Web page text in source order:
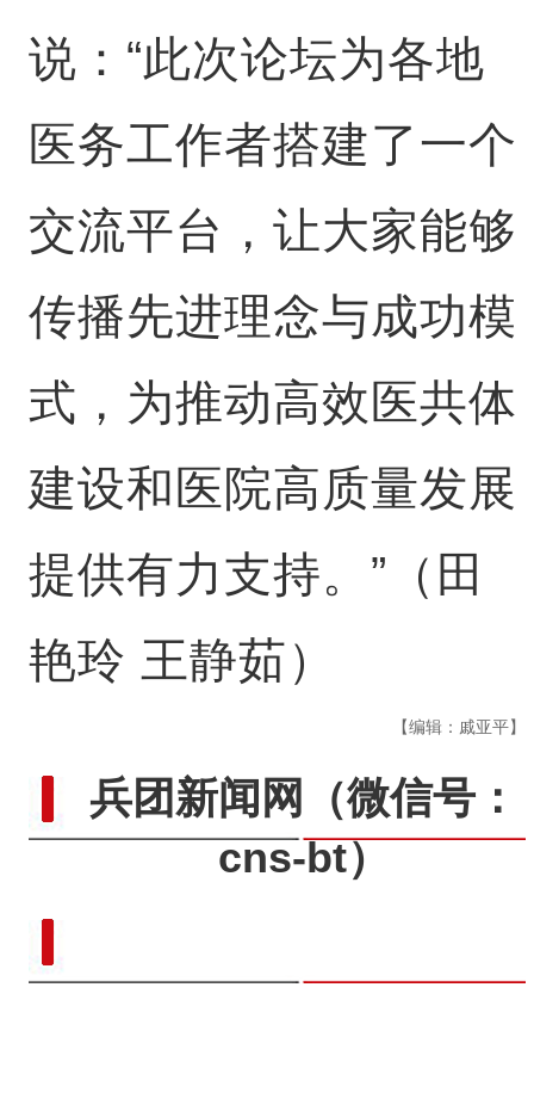
说：“此次论坛为各地
医务工作者搭建了一个
交流平台，让大家能够
传播先进理念与成功模
式，为推动高效医共体
建设和医院高质量发展
提供有力支持。”（田
艳玲 王静茹）
【编辑：戚亚平】
兵团新闻网
（微信号：
cns-bt）